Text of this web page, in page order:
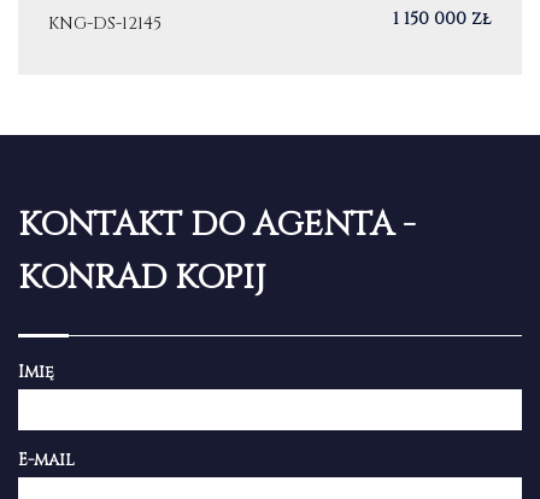
KNG-DS-12145 1 150 000 zł
KONTAKT DO AGENTA -
KONRAD KOPIJ
Imię
E-mail